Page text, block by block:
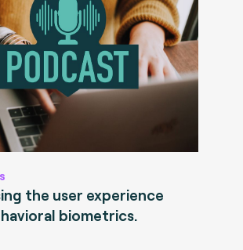
the user experience
biometrics.